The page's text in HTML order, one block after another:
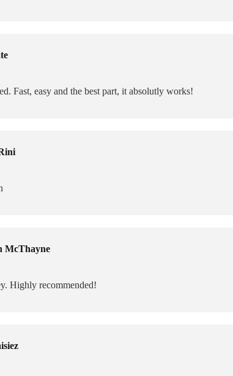
Fast, easy and the best part, it absolutly works!
McThayne
Highly recommended!